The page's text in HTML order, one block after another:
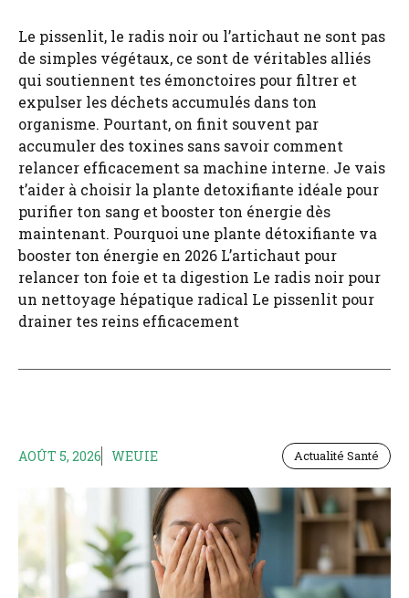
Le pissenlit, le radis noir ou l’artichaut ne sont pas
de simples végétaux, ce sont de véritables alliés
qui soutiennent tes émonctoires pour filtrer et
expulser les déchets accumulés dans ton
organisme. Pourtant, on finit souvent par
accumuler des toxines sans savoir comment
relancer efficacement sa machine interne. Je vais
t’aider à choisir la plante detoxifiante idéale pour
purifier ton sang et booster ton énergie dès
maintenant. Pourquoi une plante détoxifiante va
booster ton énergie en 2026 L’artichaut pour
relancer ton foie et ta digestion Le radis noir pour
un nettoyage hépatique radical Le pissenlit pour
drainer tes reins efficacement
AOÛT 5, 2026 WEUIE Actualité Santé